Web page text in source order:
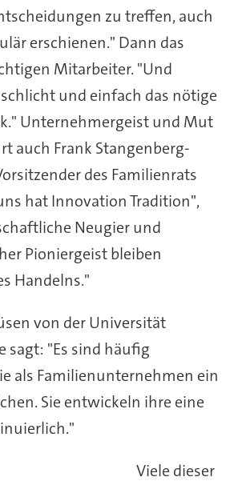
zu treffen, auch
erschienen." Dann das
Mitarbeiter. "Und
und einfach das nötige
Unternehmergeist und Mut
auch Frank Stangenberg-
des Familienrats
hat Innovation Tradition",
Neugier und
Pioniergeist bleiben
Handelns."
von der Universität
sagt: "Es sind häufig
als Familienunternehmen ein
Sie entwickeln ihre eine
Viele dieser